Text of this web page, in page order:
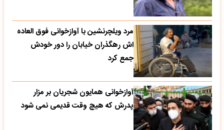
مرد ویلچرنشین با آوازخوانی فوق العاده
اش رهگذران خیابان را دور خودش
جمع کرد
آوازخوانی همایون شجریان بر مزار
پدرش که هیچ وقت قدیمی نمی شود